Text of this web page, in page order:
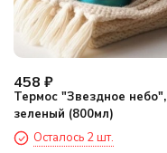
458 ₽
Термос "Звездное небо",
зеленый (800мл)
Осталось 2 шт.